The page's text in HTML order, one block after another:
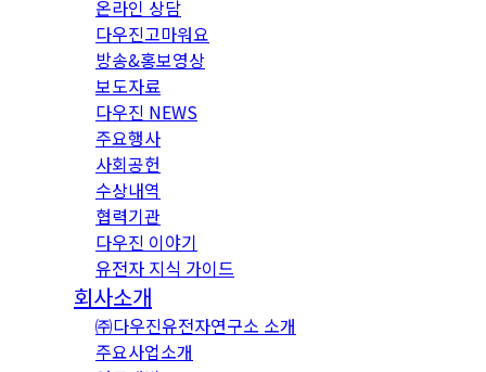
온라인 상담
다우진고마워요
방송&홍보영상
보도자료
다우진 NEWS
주요행사
사회공헌
수상내역
협력기관
다우진 이야기
유전자 지식 가이드
회사소개
㈜다우진유전자연구소 소개
주요사업소개